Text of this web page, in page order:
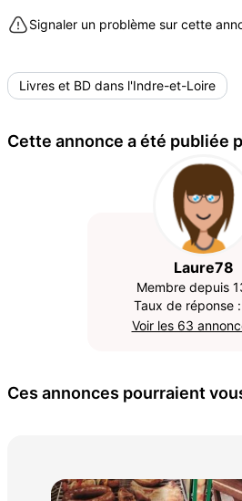
Signaler un problème sur cette
Livres et BD dans l'Indre-et-Loire
Cette annonce a été publiée
Laure78
Membre depuis
Taux de réponse :
Voir les 63
Ces annonces pourraient